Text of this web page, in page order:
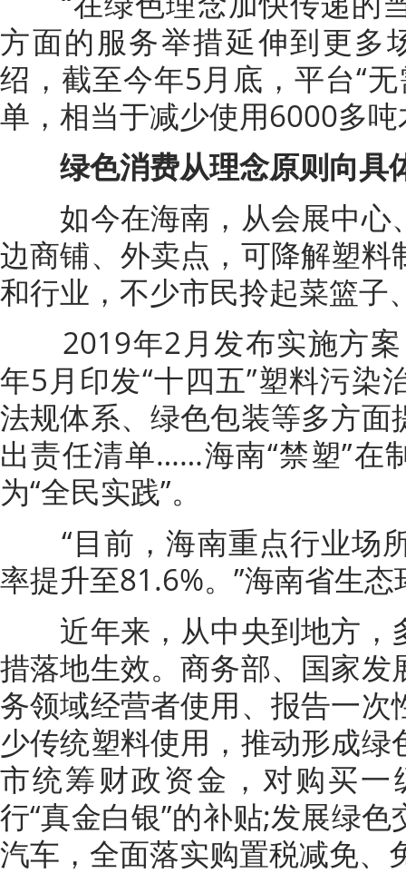
方面的服务举措延伸到更多
绍，截至今年5月底，平台“
单，相当于减少使用6000多
绿色消费从理念原则向具
如今在海南，从会展中心
边商铺、外卖点，可降解塑
和行业，不少市民拎起菜篮子
2019年2月发布实施方案
年5月印发“十四五”塑料污染
法规体系、绿色包装等多方
出责任清单……海南“禁塑”在
为“全民实践”。
“目前，海南重点行业场
率提升至81.6%。”海南省生
近年来，从中央到地方，
措落地生效。商务部、国家
务领域经营者使用、报告一
少传统塑料使用，推动形成
市统筹财政资金，对购买
行“真金白银”的补贴;发展绿
汽车，全面落实购置税减免